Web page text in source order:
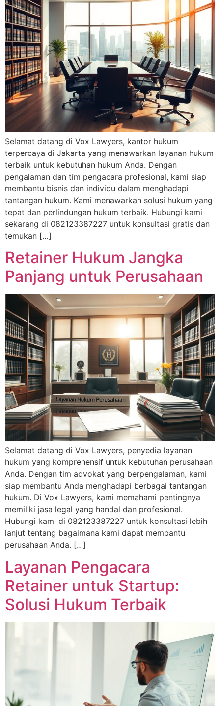
Selamat datang di Vox Lawyers, kantor hukum
terpercaya di Jakarta yang menawarkan layanan hukum
terbaik untuk kebutuhan hukum Anda. Dengan
pengalaman dan tim pengacara profesional, kami siap
membantu bisnis dan individu dalam menghadapi
tantangan hukum. Kami menawarkan solusi hukum yang
tepat dan perlindungan hukum terbaik. Hubungi kami
sekarang di 082123387227 untuk konsultasi gratis dan
temukan […]
Retainer Hukum Jangka
Panjang untuk Perusahaan
Selamat datang di Vox Lawyers, penyedia layanan
hukum yang komprehensif untuk kebutuhan perusahaan
Anda. Dengan tim advokat yang berpengalaman, kami
siap membantu Anda menghadapi berbagai tantangan
hukum. Di Vox Lawyers, kami memahami pentingnya
memiliki jasa legal yang handal dan profesional.
Hubungi kami di 082123387227 untuk konsultasi lebih
lanjut tentang bagaimana kami dapat membantu
perusahaan Anda. […]
Layanan Pengacara
Retainer untuk Startup:
Solusi Hukum Terbaik